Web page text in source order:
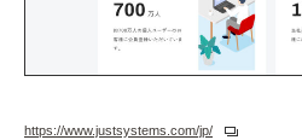
https://www.justsystems.com/jp/